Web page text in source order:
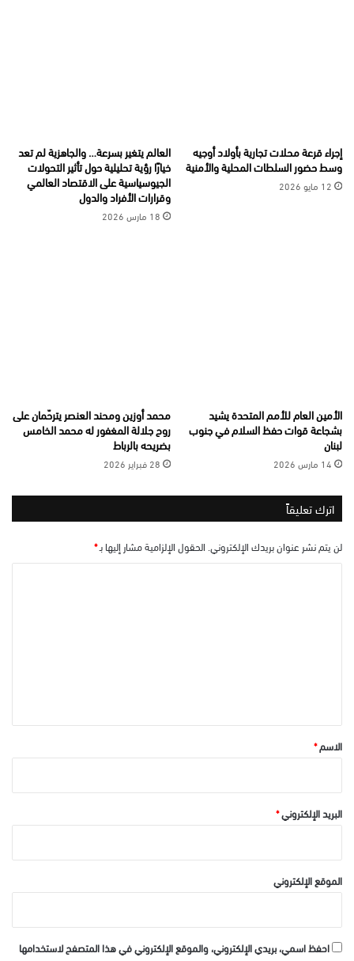
إجراء قرعة محلات تجارية بأولاد أوجيه
وسط حضور السلطات المحلية والأمنية
12 مايو 2026
العالم يتغير بسرعة… والجاهزية لم تعد
خيارًا رؤية تحليلية حول تأثير التحولات
الجيوسياسية على الاقتصاد العالمي
وقرارات الأفراد والدول
18 مارس 2026
الأمين العام للأمم المتحدة يشيد
بشجاعة قوات حفظ السلام في جنوب
لبنان
14 مارس 2026
محمد أوزين ومحند العنصر يترحّمان على
روح جلالة المغفور له محمد الخامس
بضريحه بالرباط
28 فبراير 2026
اترك تعليقاً
لن يتم نشر عنوان بريدك الإلكتروني. الحقول الإلزامية مشار إليها بـ*
*الاسم*
البريد الإلكتروني*
الموقع الإلكتروني
احفظ اسمي، بريدي الإلكتروني، والموقع الإلكتروني في هذا المتصفح لاستخدامها